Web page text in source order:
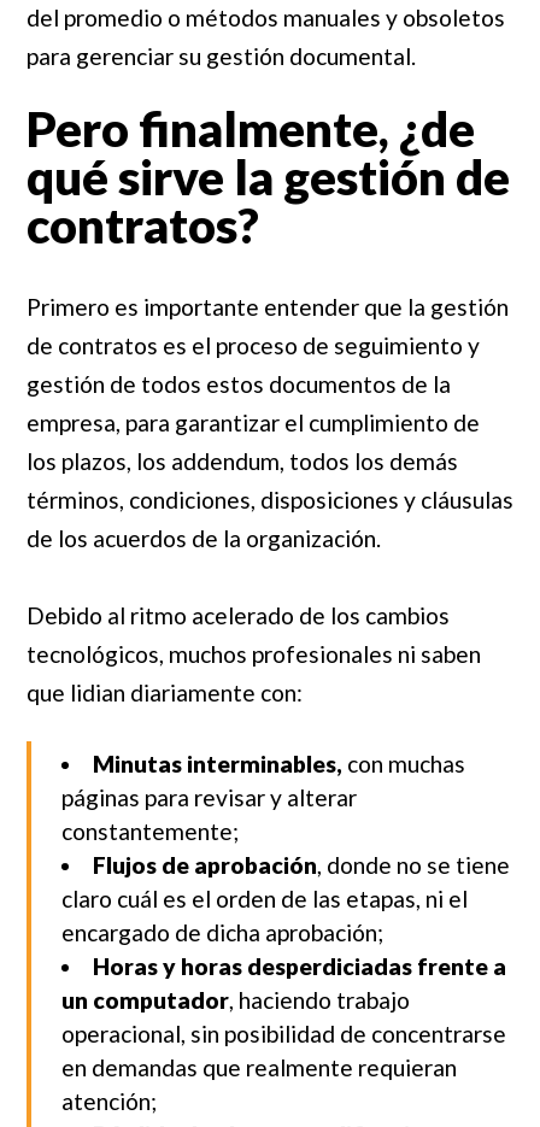
del promedio o métodos manuales y obsoletos
para gerenciar su gestión documental.
Pero finalmente, ¿de
qué sirve la gestión de
contratos?
Primero es importante entender que la gestión
de contratos es el proceso de seguimiento y
gestión de todos estos documentos de la
empresa, para garantizar el cumplimiento de
los plazos, los addendum, todos los demás
términos, condiciones, disposiciones y cláusulas
de los acuerdos de la organización.
Debido al ritmo acelerado de los cambios
tecnológicos, muchos profesionales ni saben
que lidian diariamente con:
Minutas interminables, con muchas
páginas para revisar y alterar
constantemente;
Flujos de aprobación, donde no se tiene
claro cuál es el orden de las etapas, ni el
encargado de dicha aprobación;
Horas y horas desperdiciadas frente a
un computador, haciendo trabajo
operacional, sin posibilidad de concentrarse
en demandas que realmente requieran
atención;